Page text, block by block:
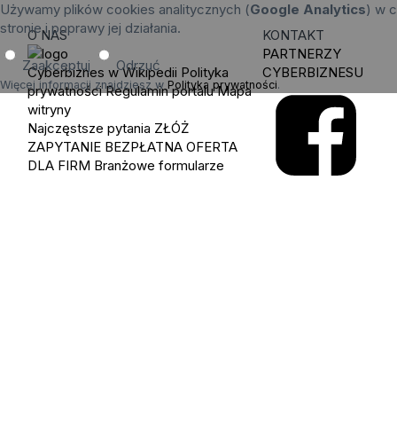
Używamy plików cookies analitycznych (Google Analytics) w
stronie i poprawy jej działania.
Zaakceptuj Odrzuć
Więcej informacji znajdziesz w Polityka prywatności.
O NAS
Cyberbiznes w Wikipedii Polityka
prywatności Regulamin portalu Mapa
witryny
Najczęstsze pytania ZŁÓŻ
ZAPYTANIE BEZPŁATNA OFERTA
DLA FIRM Branżowe formularze
KONTAKT
PARTNERZY
CYBERBIZNESU